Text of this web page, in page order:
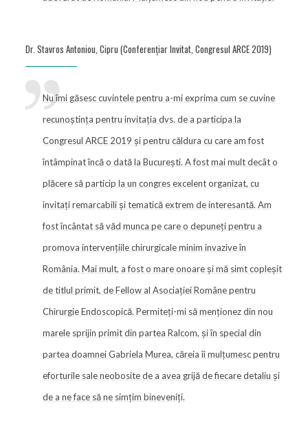
Dr. Stavros Antoniou, Cipru (Conferențiar Invitat, Congresul ARCE 2019)
Nu îmi găsesc cuvintele pentru a-mi exprima cum se cuvine
recunoștința pentru invitația dvs. de a participa la
Congresul ARCE 2019 și pentru căldura cu care am fost
întâmpinat încă o dată la București. A fost mai mult decât o
plăcere să particip la un congres excelent organizat, cu
invitați remarcabili și tematică extrem de interesantă. Am
fost încântat să văd munca pe care o depuneți pentru a
promova intervențiile chirurgicale minim invazive în
România. Mai mult, a fost o mare onoare și mă simt copleșit
de titlul primit, de Fellow al Asociației Române pentru
Chirurgie Endoscopică. Permiteți-mi să menționez din nou
marele sprijin primit din partea Ralcom, și în special din
partea doamnei Gabriela Murea, căreia îi mulțumesc pentru
eforturile sale neobosite de a avea grijă de fiecare detaliu și
de a ne face să ne simțim bineveniți.